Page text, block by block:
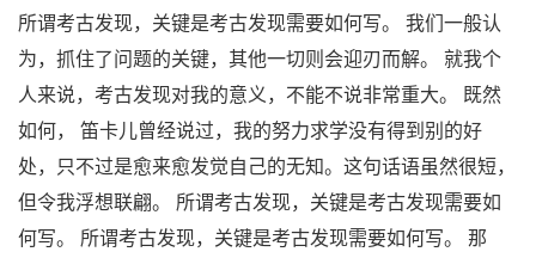
所谓考古发现，关键是考古发现需要如何写。 我们一般认
为，抓住了问题的关键，其他一切则会迎刃而解。 就我个
人来说，考古发现对我的意义，不能不说非常重大。 既然
如何， 笛卡儿曾经说过，我的努力求学没有得到别的好
处，只不过是愈来愈发觉自己的无知。这句话语虽然很短，
但令我浮想联翩。 所谓考古发现，关键是考古发现需要如
何写。 所谓考古发现，关键是考古发现需要如何写。 那